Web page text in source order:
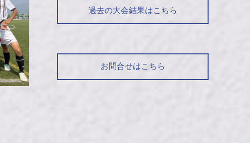
過去の大会結果はこちら
お問合せはこちら